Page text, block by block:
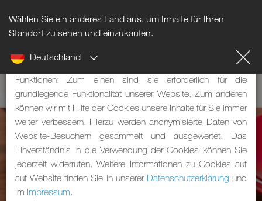
Wählen Sie ein anderes Land aus, um Inhalte für Ihren
Standort zu sehen und einzukaufen.
Deutschland
Hinweis zu Cookies
Unsere Webseite verwendet Cookies. Diese haben zwei
Funktionen: Zum einen sind sie erforderlich für die
grundlegende Funktionalität unserer Website. Zum anderen
können wir mit Hilfe der Cookies unsere Inhalte für Sie immer
weiter verbessern. Hierzu werden anonymisierte Daten von
Website-Besuchern gesammelt und ausgewertet. Das
Einverständnis in die Verwendung der Cookies können Sie
jederzeit widerrufen. Weitere Informationen zu Cookies auf
auf Website finden Sie in unserer Datenschutzerklärung und
im Impressum.